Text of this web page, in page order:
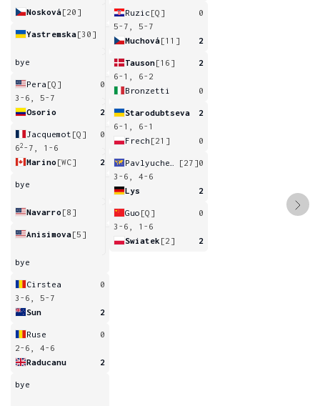
Nosková[20]
Yastremska[30]
bye
Pera [Q]
0
3-6, 5-7
Osorio
2
Jacquemot [Q]
0
62 -7, 1-6
Marino [WC] 2
bye
Navarro [8]
Anisimova[5]
bye
Cirstea
0
3-6, 5-7
Sun
2
Ruse
0
2-6, 4-6
Raducanu
2
bye
Ruzic [Q]
0
5-7, 5-7
Muchová[11] 2
Tauson[16]
2
6-1, 6-2
Bronzetti
0
Starodubtseva
2
6-1, 6-1
Frech [21] 0
[27]0
3-6, 4-6
Lys
2
Guo [Q]
0
3-6, 1-6
Swiatek [2] 2